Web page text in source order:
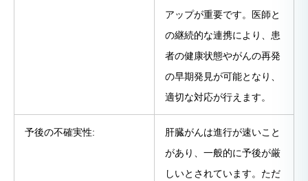
アップが重要です。医師と
の継続的な連携により、患
者の健康状態やがんの再発
の早期発見が可能となり、
適切な対応が行えます。
予後の不確実性:
肝臓がんは進行が速いこと
があり、一般的に予後が厳
しいとされています。ただ